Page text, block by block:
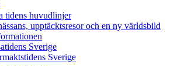
tidens huvudlinjer
upptäcktsresor och en ny världsbild
Sverige
Sverige